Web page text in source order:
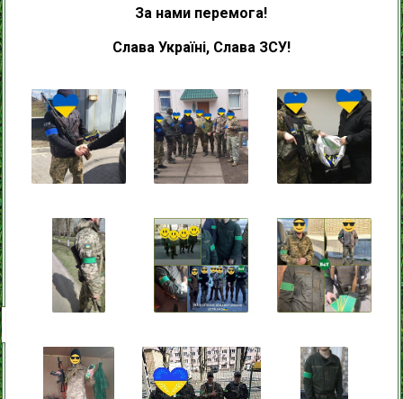
За нами перемога!
Слава Україні, Слава ЗСУ!